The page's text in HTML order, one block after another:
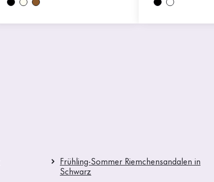
Frühling-Sommer Riemchensandalen in
Schwarz